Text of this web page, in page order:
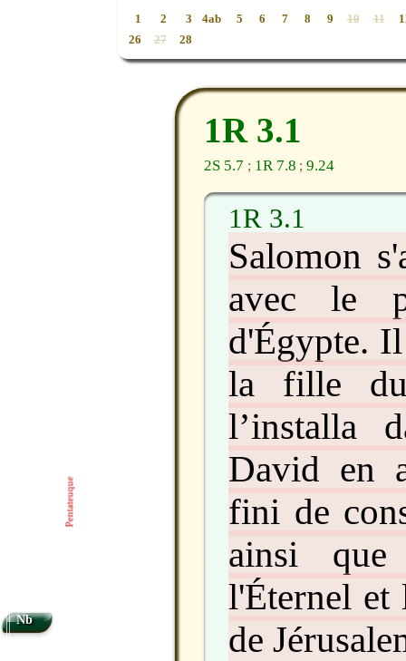
1 2 3 4ab 5 6 7 8 9 10 11
26
27 28
1R 3.1
2S 5.7 ; 1R 7.8 ; 9.24
1R 3.1
Salomon
avec le
d'Égypte.
la fille
l’installa
David en
fini de
ainsi
l'Éternel et
de
Nb
Pentateuque